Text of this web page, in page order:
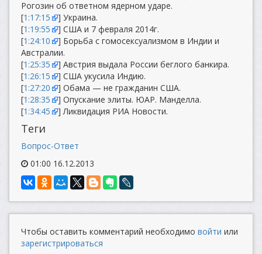
Рогозин об ответном ядерном ударе.
[1:17:15
] Украина.
[1:19:55
] США и 7 февраля 2014г.
[1:24:10
] Борьба с гомосексуализмом в Индии и
Австралии.
[1:25:35
] Австрия выдала России беглого банкира.
[1:26:15
] США укусила Индию.
[1:27:20
] Обама — не гражданин США.
[1:28:35
] Опускание элиты. ЮАР. Манделла.
[1:34:45 ] Ликвидация РИА Новости.
Теги
Вопрос-Ответ
01:00 16.12.2013
Чтобы оставить комментарий необходимо войти или
зарегистрироваться